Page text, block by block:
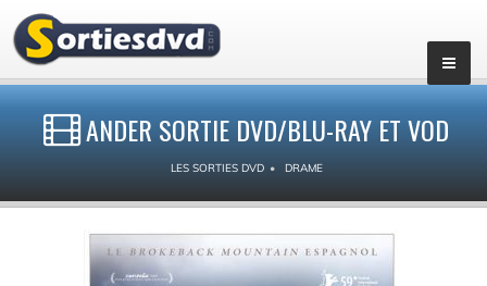
ANDER SORTIE DVD/BLU-RAY ET VOD
LES SORTIES DVD DRAME